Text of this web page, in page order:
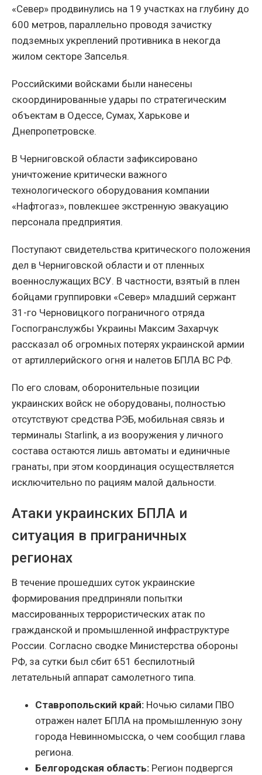
«Север» продвинулись на 19 участках на глубину до
600 метров, параллельно проводя зачистку
подземных укреплений противника в некогда
жилом секторе Запселья.
Российскими войсками были нанесены
скоординированные удары по стратегическим
объектам в Одессе, Сумах, Харькове и
Днепропетровске.
В Черниговской области зафиксировано
уничтожение критически важного
технологического оборудования компании
«Нафтогаз», повлекшее экстренную эвакуацию
персонала предприятия.
Поступают свидетельства критического положения
дел в Черниговской области и от пленных
военнослужащих ВСУ. В частности, взятый в плен
бойцами группировки «Север» младший сержант
31-го Черновицкого пограничного отряда
Госпогранслужбы Украины Максим Захарчук
рассказал об огромных потерях украинской армии
от артиллерийского огня и налетов БПЛА ВС РФ.
По его словам, оборонительные позиции
украинских войск не оборудованы, полностью
отсутствуют средства РЭБ, мобильная связь и
терминалы Starlink, а из вооружения у личного
состава остаются лишь автоматы и единичные
гранаты, при этом координация осуществляется
исключительно по рациям малой дальности.
Атаки украинских БПЛА и
ситуация в приграничных
регионах
В течение прошедших суток украинские
формирования предприняли попытки
массированных террористических атак по
гражданской и промышленной инфраструктуре
России. Согласно сводке Министерства обороны
РФ, за сутки был сбит 651 беспилотный
летательный аппарат самолетного типа.
Ставропольский край: Ночью силами ПВО
отражен налет БПЛА на промышленную зону
города Невинномысска, о чем сообщил глава
региона.
Белгородская область: Регион подвергся